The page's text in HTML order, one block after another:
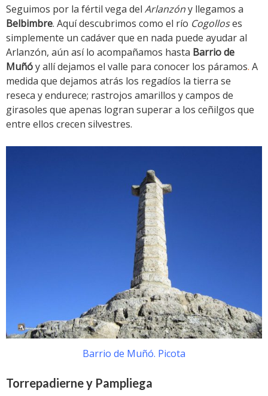
Seguimos por la fértil vega del Arlanzóny llegamos a
Belbimbre. Aquí descubrimos como el río Cogolloses
simplemente un cadáver que en nada puede ayudar al
Arlanzón, aún así lo acompañamos hasta Barrio de
Muñóy allí dejamos el valle para conocer los páramos. A
medida que dejamos atrás los regadíos la tierra se
reseca y endurece; rastrojos amarillos y campos de
girasoles que apenas logran superar a los ceñilgos que
entre ellos crecen silvestres.
Barrio de Muñó. Picota
Torrepadierne y Pampliega